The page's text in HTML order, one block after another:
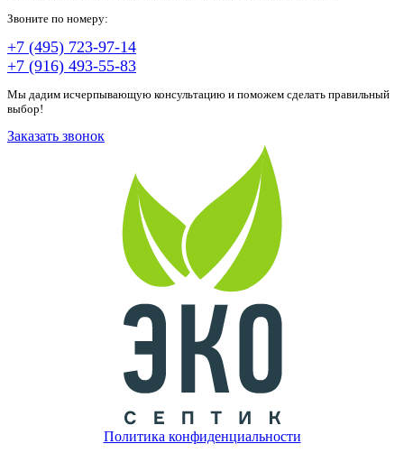
Звоните по номеру:
+7 (495) 723-97-14
+7 (916) 493-55-83
Мы дадим исчерпывающую консультацию и поможем сделать правильный
выбор!
Заказать звонок
Политика конфиденциальности